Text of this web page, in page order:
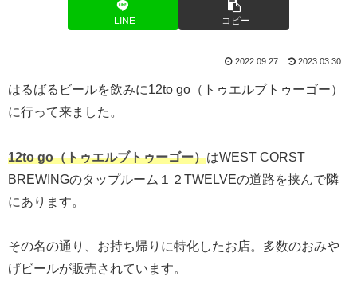
LINE コピー
2022.09.27 2023.03.30
はるばるビールを飲みに12to go（トゥエルブトゥーゴー）
に行って来ました。
12to go（トゥエルブトゥーゴー）はWEST CORST
BREWINGのタップルーム１２TWELVEの道路を挟んで隣
にあります。
その名の通り、お持ち帰りに特化したお店。多数のおみや
げビールが販売されています。